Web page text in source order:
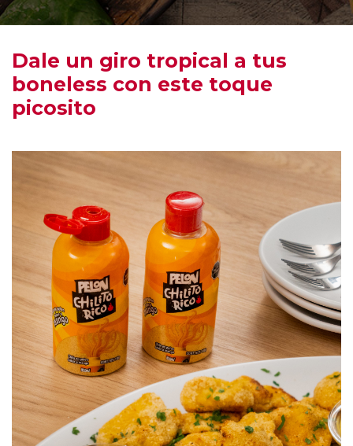
Dale un giro tropical a tus
boneless con este toque
picosito